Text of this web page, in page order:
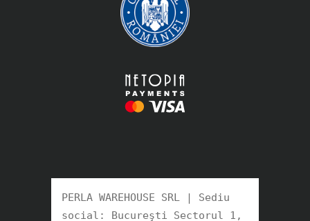
PERLA WAREHOUSE SRL | Sediu
social: Bucureşti Sectorul 1,